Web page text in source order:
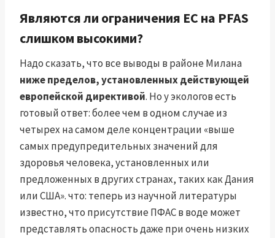
Являются ли ограничения ЕС на PFAS
слишком высокими?
Надо сказать, что все выводы в районе Милана
ниже пределов, установленных действующей
европейской директивой. Но у экологов есть
готовый ответ: более чем в одном случае из
четырех на самом деле концентрации «выше
самых предупредительных значений для
здоровья человека, установленных или
предложенных в других странах, таких как Дания
или США». что: теперь из научной литературы
известно, что присутствие ПФАС в воде может
представлять опасность даже при очень низких